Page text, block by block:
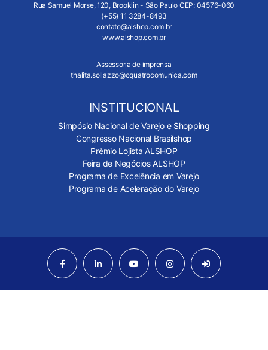
Rua Samuel Morse, 120, Brooklin - São Paulo CEP: 04576-060
(+55) 11 3284-8493
contato@alshop.com.br
www.alshop.com.br
Assessoria de imprensa
thalita.sollazzo@cquatrocomunica.com
INSTITUCIONAL
Simpósio Nacional de Varejo e Shopping
Congresso Nacional Brasilshop
Prêmio Lojista ALSHOP
Feira de Negócios ALSHOP
Programa de Excelência em Varejo
Programa de Aceleração do Varejo